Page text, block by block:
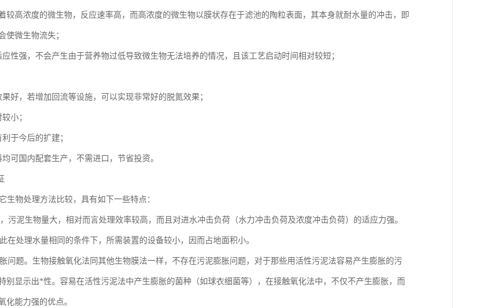
较高浓度的微生物，反应速率高，而高浓度的微生物以膜状存在于滤池的陶粒表面，其本身就耐水量的冲击，即
使微生物流失；
应性强，不会产生由于营养物过低导致微生物无法培养的情况，且该工艺启动时间相对较短；
果好，若增加回流等设施，可以实现非常好的脱氮效果；
小；
于今后的扩建；
均可国内配套生产，不需进口，节省投资。
生物处理方法比较，具有如下一些特点：
泥生物量大，相对而言处理效率较高，而且对进水冲击负荷（水力冲击负荷及浓度冲击负荷）的适应力强。
处理水量相同的条件下，所需装置的设备较小，因而占地面积小。
题。生物接触氧化法同其他生物膜法一样，不存在污泥膨胀问题，对于那些用活性污泥法容易产生膨胀的污
别显示出*性。容易在活性污泥法中产生膨胀的菌种（如球衣细菌等），在接触氧化法中，不仅不产生膨胀，而
化能力强的优点。